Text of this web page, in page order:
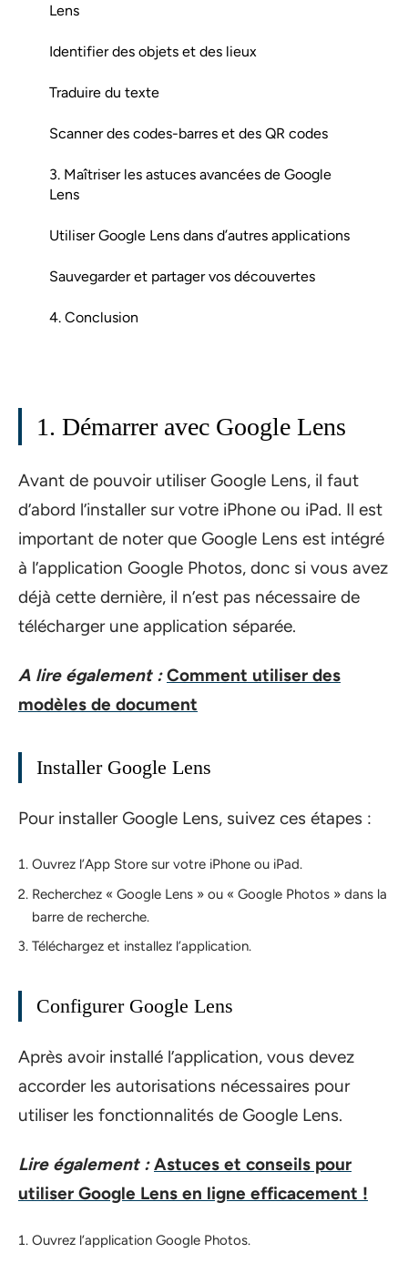
Lens
Identifier des objets et des lieux
Traduire du texte
Scanner des codes-barres et des QR codes
3. Maîtriser les astuces avancées de Google
Lens
Utiliser Google Lens dans d’autres applications
Sauvegarder et partager vos découvertes
4. Conclusion
1. Démarrer avec Google Lens
Avant de pouvoir utiliser Google Lens, il faut
d’abord l’installer sur votre iPhone ou iPad. Il est
important de noter que Google Lens est intégré
à l’application Google Photos, donc si vous avez
déjà cette dernière, il n’est pas nécessaire de
télécharger une application séparée.
A lire également : Comment utiliser des
modèles de document
Installer Google Lens
Pour installer Google Lens, suivez ces étapes :
Ouvrez l’App Store sur votre iPhone ou iPad.
Recherchez « Google Lens » ou « Google Photos » dans la
barre de recherche.
Téléchargez et installez l’application.
Configurer Google Lens
Après avoir installé l’application, vous devez
accorder les autorisations nécessaires pour
utiliser les fonctionnalités de Google Lens.
Lire également : Astuces et conseils pour
utiliser Google Lens en ligne efficacement !
Ouvrez l’application Google Photos.